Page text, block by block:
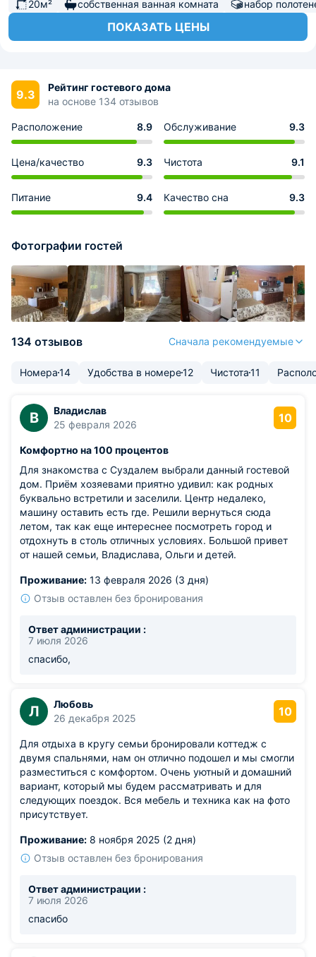
20м² собственная ванная комната набор
ПОКАЗАТЬ ЦЕНЫ
9.3
Рейтинг гостевого дома
на основе 134 отзывов
Расположение 8.9 Обслуживание 9.3
Цена/качество 9.3 Чистота 9.1
Питание 9.4 Качество сна 9.3
Фотографии гостей
134 отзывов Сначала рекомендуемые
Номера14 Удобства в номере12 Чистота11
В
Владислав
25 февраля 2026
10
Комфортно на 100 процентов
Для знакомства с Суздалем выбрали данный гостевой
дом. Приём хозяевами приятно удивил: как родных
буквально встретили и заселили. Центр недалеко,
машину оставить есть где. Решили вернуться сюда
летом, так как еще интереснее посмотреть город и
отдохнуть в столь отличных условиях. Большой привет
от нашей семьи, Владислава, Ольги и детей.
Проживание: 13 февраля 2026 (3 дня)
Отзыв оставлен без бронирования
Ответ администрации :
7 июля 2026
спасибо,
Л
Любовь
26 декабря 2025
10
Для отдыха в кругу семьи бронировали коттедж с
двумя спальнями, нам он отлично подошел и мы смогли
разместиться с комфортом. Очень уютный и домашний
вариант, который мы будем рассматривать и для
следующих поездок. Вся мебель и техника как на фото
присутствует.
Проживание: 8 ноября 2025 (2 дня)
Отзыв оставлен без бронирования
Ответ администрации :
7 июля 2026
спасибо